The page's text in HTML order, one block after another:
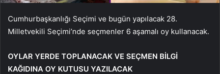
Cumhurbaşkanlığı Seçimi ve bugün yapılacak 28.
Milletvekili Seçimi’nde seçmenler 6 aşamalı oy kullanacak.
OYLAR YERDE TOPLANACAK VE SEÇMEN BİLGİ
KAĞIDINA OY KUTUSU YAZILACAK